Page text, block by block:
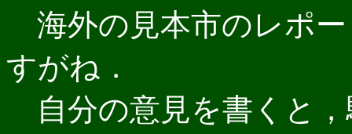
海外の見本市のレポ
すがね．
自分の意見を書くと